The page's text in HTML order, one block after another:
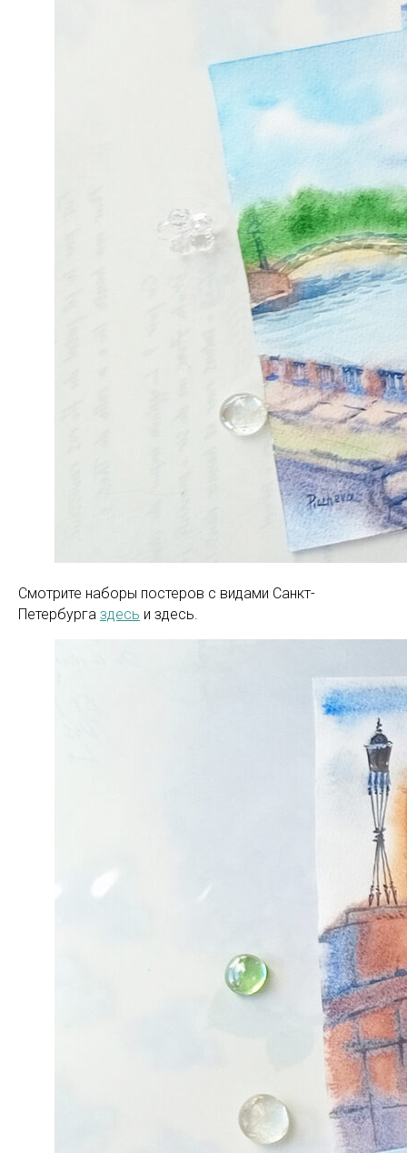
Смотрите наборы постеров с видами Санкт-
Петербурга здесь и здесь.